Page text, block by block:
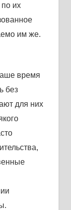
их
им же.
время
без
для них